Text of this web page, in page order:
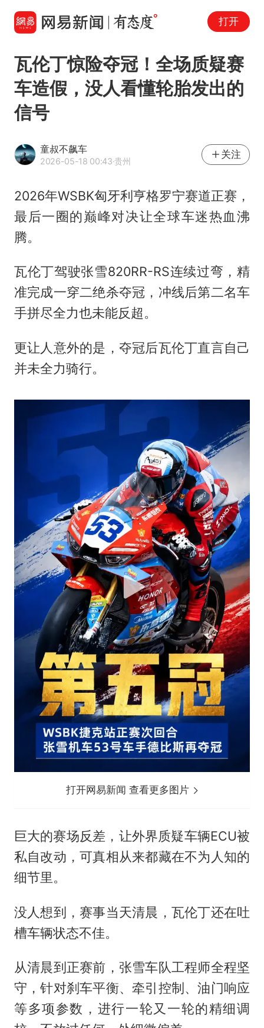
打开
瓦伦丁惊险夺冠！全场质疑赛
车造假，没人看懂轮胎发出的
信号
童叔不飙车
2026-05-18 00:43·贵州
关注
2026年WSBK匈牙利亨格罗宁赛道正赛，
最后一圈的巅峰对决让全球车迷热血沸
腾。
瓦伦丁驾驶张雪820RR-RS连续过弯，精
准完成一穿二绝杀夺冠，冲线后第二名车
手拼尽全力也未能反超。
更让人意外的是，夺冠后瓦伦丁直言自己
并未全力骑行。
打开网易新闻 查看更多图片
巨大的赛场反差，让外界质疑车辆ECU被
私自改动，可真相从来都藏在不为人知的
细节里。
没人想到，赛事当天清晨，瓦伦丁还在吐
槽车辆状态不佳。
从清晨到正赛前，张雪车队工程师全程坚
守，针对刹车平衡、牵引控制、油门响应
等多项参数，进行一轮又一轮的精细调